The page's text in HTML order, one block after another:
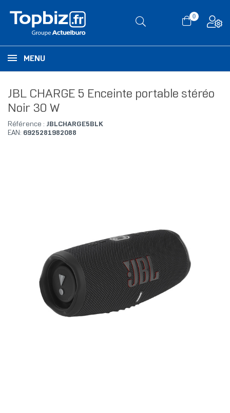
0
MENU
JBL CHARGE 5 Enceinte portable stéréo
Noir 30 W
Référence : JBLCHARGE5BLK
EAN: 6925281982088